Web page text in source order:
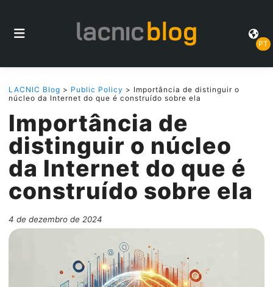
PT
LACNIC Blog > Public Policy > Importância de distinguir o
núcleo da Internet do que é construído sobre ela
Importância de
distinguir o núcleo
da Internet do que é
construído sobre ela
4 de dezembro de 2024